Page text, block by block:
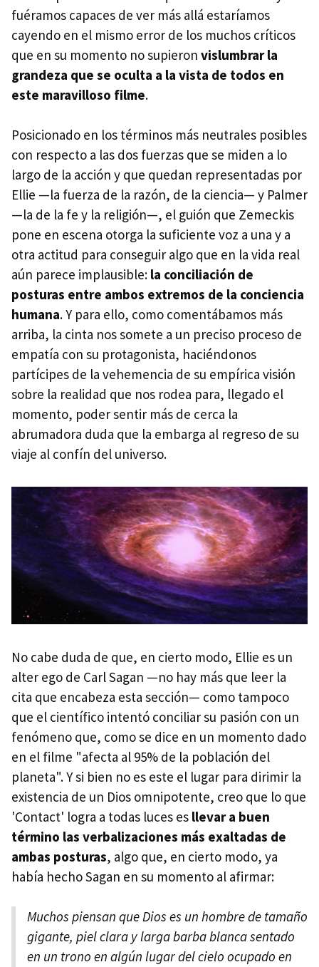
fuéramos capaces de ver más allá estaríamos
cayendo en el mismo error de los muchos críticos
que en su momento no supieron vislumbrar la
grandeza que se oculta a la vista de todos en
este maravilloso filme.
Posicionado en los términos más neutrales posibles
con respecto a las dos fuerzas que se miden a lo
largo de la acción y que quedan representadas por
Ellie —la fuerza de la razón, de la ciencia— y Palmer
—la de la fe y la religión—, el guión que Zemeckis
pone en escena otorga la suficiente voz a una y a
otra actitud para conseguir algo que en la vida real
aún parece implausible: la conciliación de
posturas entre ambos extremos de la conciencia
humana. Y para ello, como comentábamos más
arriba, la cinta nos somete a un preciso proceso de
empatía con su protagonista, haciéndonos
partícipes de la vehemencia de su empírica visión
sobre la realidad que nos rodea para, llegado el
momento, poder sentir más de cerca la
abrumadora duda que la embarga al regreso de su
viaje al confín del universo.
No cabe duda de que, en cierto modo, Ellie es un
alter ego de Carl Sagan —no hay más que leer la
cita que encabeza esta sección— como tampoco
que el científico intentó conciliar su pasión con un
fenómeno que, como se dice en un momento dado
en el filme "afecta al 95% de la población del
planeta". Y si bien no es este el lugar para dirimir la
existencia de un Dios omnipotente, creo que lo que
'Contact' logra a todas luces es llevar a buen
término las verbalizaciones más exaltadas de
ambas posturas, algo que, en cierto modo, ya
había hecho Sagan en su momento al afirmar:
Muchos piensan que Dios es un hombre de tamaño
gigante, piel clara y larga barba blanca sentado
en un trono en algún lugar del cielo ocupado en